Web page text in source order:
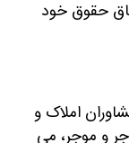
حقوق خود
املاک و
و موجر، می